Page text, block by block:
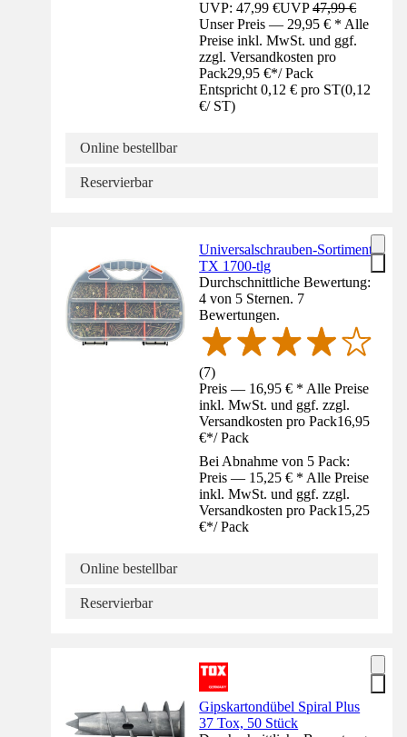
UVP: 47,99 €UVP47,99 €
Unser Preis — 29,95 € * Alle
Preise inkl. MwSt. und ggf.
zzgl. Versandkosten pro
Pack29,95 €*/ Pack
Entspricht 0,12 € pro ST(0,12
€/ ST)
Online bestellbar
Reservierbar
Universalschrauben-Sortiment
TX 1700-tlg
Durchschnittliche Bewertung:
4 von 5 Sternen. 7
Bewertungen.
(7)
Preis — 16,95 € * Alle Preise
inkl. MwSt. und ggf. zzgl.
Versandkosten pro Pack16,95
€*/ Pack
Bei Abnahme von 5 Pack:
Preis — 15,25 € * Alle Preise
inkl. MwSt. und ggf. zzgl.
Versandkosten pro Pack15,25
€*/ Pack
Online bestellbar
Reservierbar
Gipskartondübel Spiral Plus
37 Tox, 50 Stück